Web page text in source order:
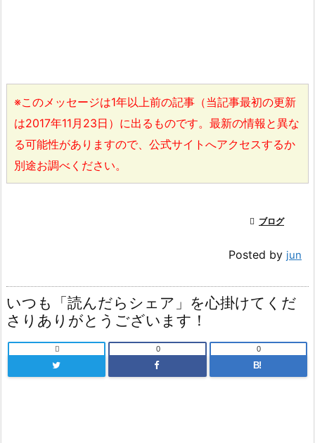
※このメッセージは1年以上前の記事（当記事最初の更新
は2017年11月23日）に出るものです。最新の情報と異な
る可能性がありますので、公式サイトへアクセスするか
別途お調べください。
 ブログ
Posted by jun
いつも「読んだらシェア」を心掛けてくだ
さりありがとうございます！
 0
B!
0